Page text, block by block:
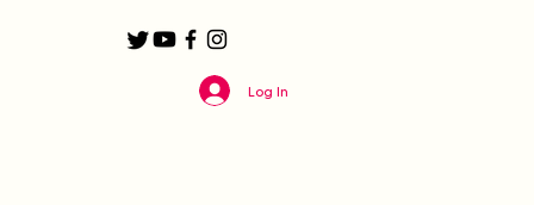
Log In